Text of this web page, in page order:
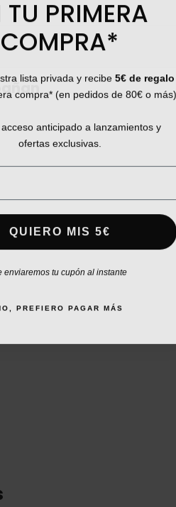
TU PRIMERA
COMPRA*
lista privada y recibe 5€ de regalo
compra* (en pedidos de 80€ o más)
anticipado a lanzamientos y
ofertas exclusivas.
QUIERO MIS 5€
enviaremos tu cupón al instante
NO, PREFIERO PAGAR MÁS